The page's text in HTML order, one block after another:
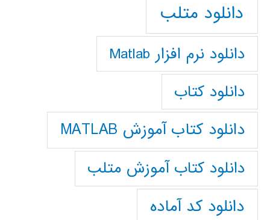
دانلود متلب
دانلود نرم افزار Matlab
دانلود کتاب
دانلود کتاب آموزش MATLAB
دانلود کتاب آموزش متلب
دانلود کد آماده